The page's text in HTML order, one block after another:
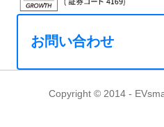
お問い合わせ
Copyright © 2014 -